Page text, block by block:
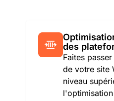
des
Faites
de votre site
niveau